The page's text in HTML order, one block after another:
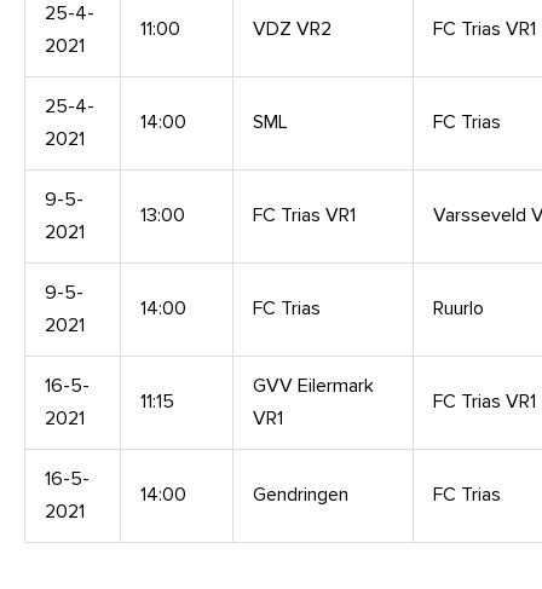
25-4-
2021
11:00 VDZ VR2 FC Trias VR1
25-4-
2021
14:00 SML FC Trias
9-5-
2021
13:00 FC Trias VR1 Varsseveld
9-5-
2021
14:00 FC Trias Ruurlo
16-5-
2021
11:15
GVV Eilermark
VR1
FC Trias VR1
16-5-
2021
14:00 Gendringen FC Trias